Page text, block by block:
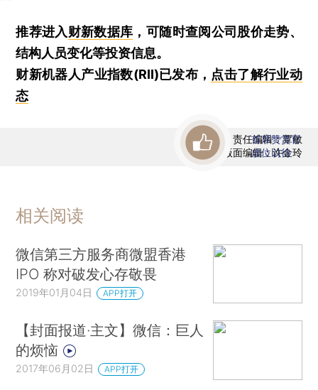
推荐进入财新数据库 ，可随时查阅公司股价走势、
结构人员变化等投资信息。
财新机器人产业指数(RII)已发布， 点击了解行业动
态
责任编辑：覃敏
版面编辑：许金玲
首席赞赏官
虚位以待
相关阅读
微信第三方服务商微盟香港
IPO 称对破发心存敬畏
2019年01月04日 APP打开
【封面报道·主文】微信：巨人
的烦恼
2017年06月02日 APP打开